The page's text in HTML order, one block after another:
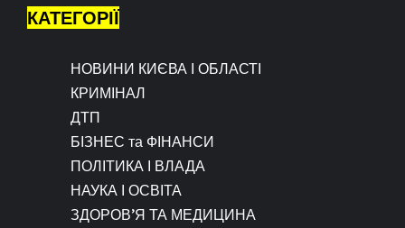
КАТЕГОРІЇ
НОВИНИ КИЄВА І ОБЛАСТІ
КРИМІНАЛ
ДТП
БІЗНЕС та ФІНАНСИ
ПОЛІТИКА І ВЛАДА
НАУКА І ОСВІТА
ЗДОРОВ’Я ТА МЕДИЦИНА